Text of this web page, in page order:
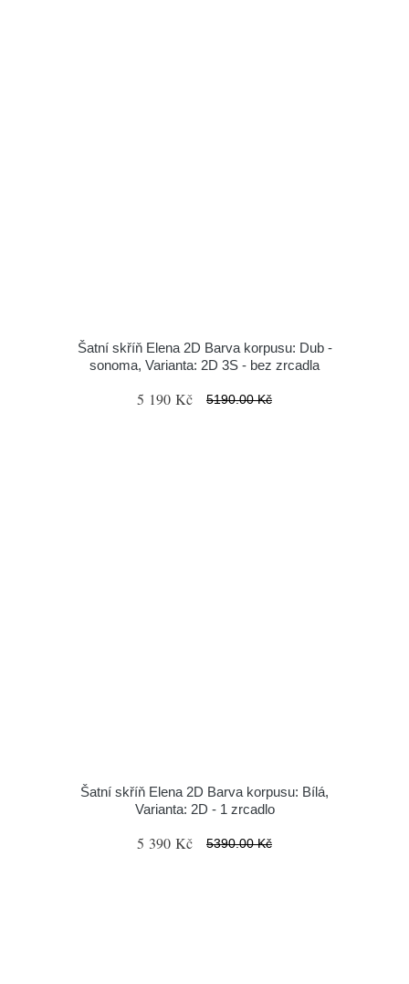
Šatní skříň Elena 2D Barva korpusu: Dub -
sonoma, Varianta: 2D 3S - bez zrcadla
5 190 Kč 5190.00 Kč
Šatní skříň Elena 2D Barva korpusu: Bílá,
Varianta: 2D - 1 zrcadlo
5 390 Kč 5390.00 Kč